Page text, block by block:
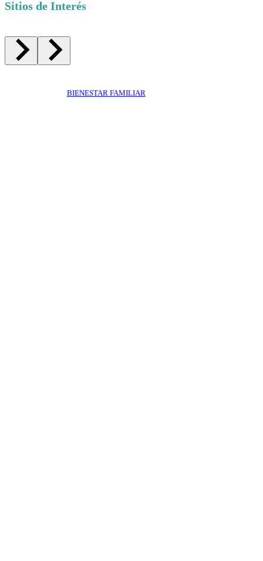
Sitios de Interés
BIENESTAR FAMILIAR